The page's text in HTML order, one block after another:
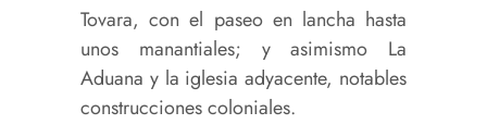
Tovara, con el paseo en lancha hasta
unos manantiales; y asimismo La
Aduana y la iglesia adyacente, notables
construcciones coloniales.